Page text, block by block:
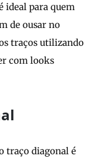
ideal para quem
de ousar no
traços utilizando
com looks
traço diagonal é